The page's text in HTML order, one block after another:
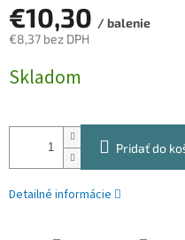
€10,30 / balenie
€8,37 bez DPH
cena:
Skladom
Pridať do
Detailné informácie